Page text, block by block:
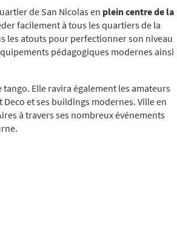
de San Nicolas en plein centre de la
facilement à tous les quartiers de la
les atouts pour perfectionner son niveau
pédagogiques modernes ainsi
Elle ravira également les amateurs
et ses buildings modernes. Ville en
à travers ses nombreux événements